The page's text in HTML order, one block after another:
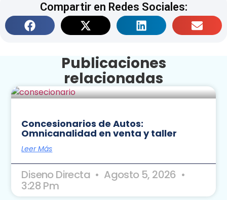
Compartir en Redes Sociales:
Publicaciones
relacionadas
Concesionarios de Autos:
Omnicanalidad en venta y taller
Leer Más
Diseno Directa Agosto 5, 2026
3:28 Pm